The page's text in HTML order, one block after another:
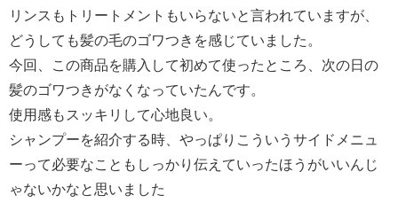
リンスもトリートメントもいらないと言われていますが、
どうしても髪の毛のゴワつきを感じていました。
今回、この商品を購入して初めて使ったところ、次の日の
髪のゴワつきがなくなっていたんです。
使用感もスッキリして心地良い。
シャンプーを紹介する時、やっぱりこういうサイドメニュ
ーって必要なこともしっかり伝えていったほうがいいんじ
ゃないかなと思いました